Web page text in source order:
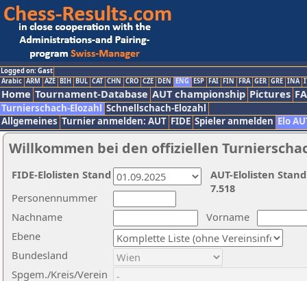
Logged on: Gast
Arabic ARM AZE BIH BUL CAT CHN CRO CZE DEN ENG ESP FAI FIN FRA GER GRE INA
Home Tournament-Database AUT championship Pictures
Turnierschach-Elozahl Schnellschach-Elozahl
Allgemeines Turnier anmelden: AUT FIDE Spieler anmelden Elo
Willkommen bei den offiziellen
Nachname
Vorname
Ebene
Personennummer
Bundesland
Spgem./Kreis/Verein
AUT-Elolisten
7.518
FIDE-Elolisten Stand